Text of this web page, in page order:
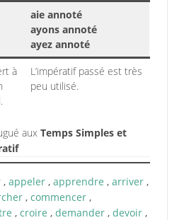
aie annoté
ayons annoté
ayez annoté
à
L’impératif passé est très
peu utilisé.
aux Temps Simples et
, appeler, apprendre , arriver,
, commencer,
, croire , demander, devoir,